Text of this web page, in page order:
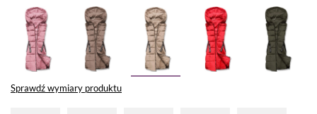
Sprawdź wymiary produktu